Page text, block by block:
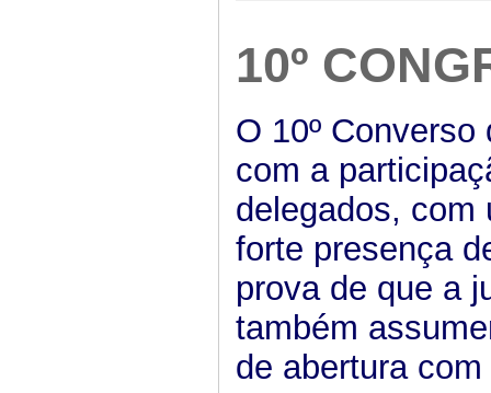
10º
O 10º
com a
delegados, com
forte presença
prova de que a
também
de abertura